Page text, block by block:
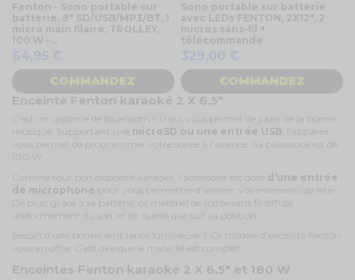
Fenton - Sono portable sur
batterie, 8" SD/USB/MP3/BT, 1
micro main filaire, TROLLEY,
100 W -...
64,95 €
COMMANDEZ
Sono portable sur batterie
avec LEDs FENTON, 2X12", 2
micros sans-fil +
télécommande
329,00 €
COMMANDEZ
Enceinte Fenton karaoké 2 X 6,5"
C’est un système de Bluetooth 5.0 qui vous permet de jouer de la bonne
musique. Supportant une microSD ou une entrée USB , l’appareil
vous permet de programmer votre soirée à l’avance. Sa puissance est de
100 W.
Comme tout bon dispositif karaoké , l’accessoire est doté d’une entrée
de microphone pour vous permettre d’animer vos moments de fête.
De plus, grâce à sa batterie, ce matériel de soirée sans fil diffuse
uniformément du son, et ce, quelle que soit sa position.
Besoin d’une bonne ambiance lumineuse ? Ce modèle d’enceinte Fenton
vous en offre. C’est dire que le matériel est complet.
Enceintes Fenton karaoké 2 X 6,5" et 180 W